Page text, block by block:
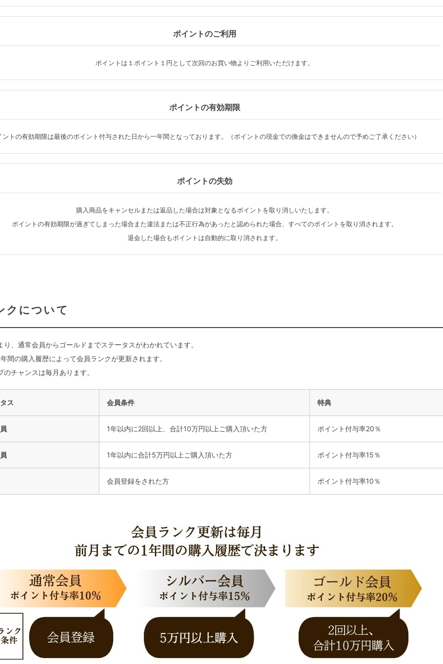
ポイントのご利用
ポイントは１ポイント１円として次回のお買い物よりご利用いただけます。
ポイントの有効期限
ントの有効期限は最後のポイント付与された日から一年間となっております。（ポイントの現金での換金はできませんので予めご了承ください）
ポイントの失効
購入商品をキャンセルまたは返品した場合は対象となるポイントを取り消しいたします。
ポイントの有効期限が過ぎてしまった場合また違法または不正行為があったと認められた場合、すべてのポイントを取り消されます。
退会した場合もポイントは自動的に取り消されます。
クについて
り、通常会員からゴールドまでステータスがわかれています。
間の購入履歴によって会員ランクが更新されます。
のチャンスは毎月あります。
ス 会員条件 特典
1年以内に2回以上、合計10万円以上ご購入頂いた方 ポイント付与率20％
1年以内に合計5万円以上ご購入頂いた方 ポイント付与率15％
会員登録をされた方 ポイント付与率10％